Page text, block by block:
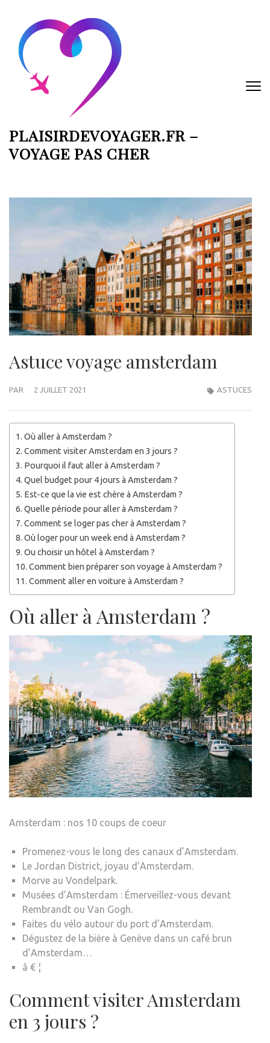
contenu
(Pressez
Entrée)
PLAISIRDEVOYAGER.FR –
VOYAGE PAS CHER
Astuce voyage amsterdam
PAR 2 JUILLET 2021 ASTUCES
Où aller à Amsterdam ?
Comment visiter Amsterdam en 3 jours ?
Pourquoi il faut aller à Amsterdam ?
Quel budget pour 4 jours à Amsterdam ?
Est-ce que la vie est chère à Amsterdam ?
Quelle période pour aller à Amsterdam ?
Comment se loger pas cher à Amsterdam ?
Où loger pour un week end à Amsterdam ?
Ou choisir un hôtel à Amsterdam ?
Comment bien préparer son voyage à Amsterdam ?
Comment aller en voiture à Amsterdam ?
Où aller à Amsterdam ?
Amsterdam : nos 10 coups de coeur
Promenez-vous le long des canaux d’Amsterdam.
Le Jordan District, joyau d’Amsterdam.
Morve au Vondelpark.
Musées d’Amsterdam : Émerveillez-vous devant
Rembrandt ou Van Gogh.
Faites du vélo autour du port d’Amsterdam.
Dégustez de la bière à Genève dans un café brun
d’Amsterdam…
â € ¦
Comment visiter Amsterdam
en 3 jours ?